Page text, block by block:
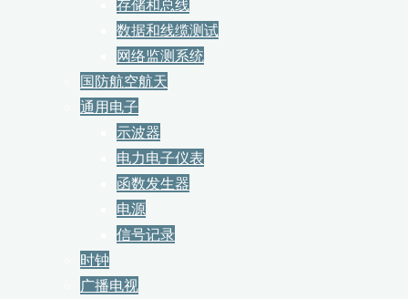
存储和总线
数据和线缆测试
网络监测系统
国防航空航天
通用电子
示波器
电力电子仪表
函数发生器
电源
信号记录
时钟
广播电视